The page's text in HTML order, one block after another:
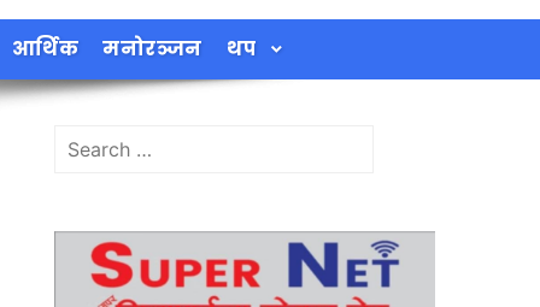
आर्थिक मनोरञ्जन थप
Search